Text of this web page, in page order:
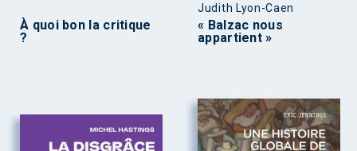
À quoi bon la critique
?
Judith Lyon-Caen
« Balzac nous
appartient »